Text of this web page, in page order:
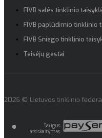
FIVB salės tinklinio
FIVB paplūdimio tinklinio
FIVB Sniego tinklinio
Teisėjų gestai
2026 © Lietuvos tinklinio
Saugus
atsiskaitymas